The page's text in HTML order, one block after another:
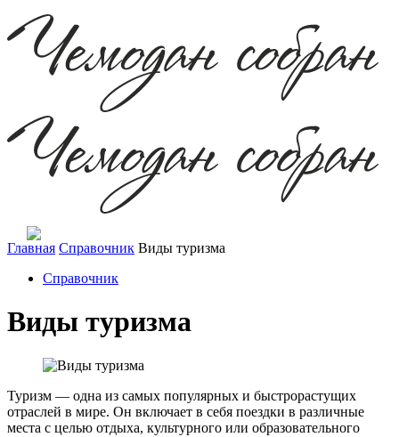
Главная Справочник Виды туризма
Справочник
Виды туризма
Туризм — одна из самых популярных и быстрорастущих
отраслей в мире. Он включает в себя поездки в различные
места с целью отдыха, культурного или образовательного